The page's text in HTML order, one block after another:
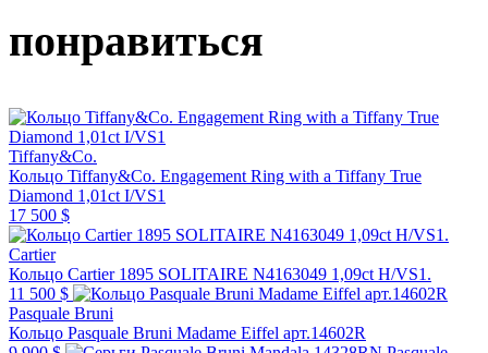
понравиться
Tiffany&Co.
Кольцо Tiffany&Co. Engagement Ring with a Tiffany True
Diamond 1,01ct I/VS1
17 500 $
Cartier
Кольцо Cartier 1895 SOLITAIRE N4163049 1,09ct H/VS1.
11 500 $
Pasquale Bruni
Кольцо Pasquale Bruni Madame Eiffel арт.14602R